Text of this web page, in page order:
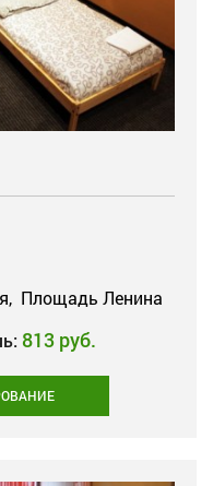
Площадь Ленина
813 руб.